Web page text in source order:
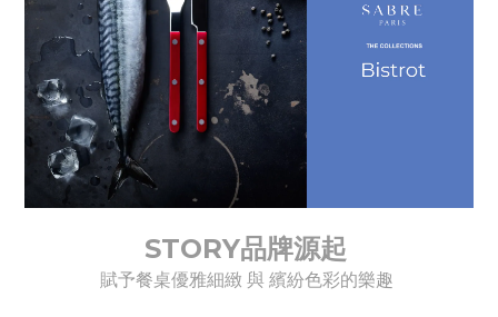
STORY品牌源起
賦予餐桌優雅細緻 與 繽紛色彩的樂趣